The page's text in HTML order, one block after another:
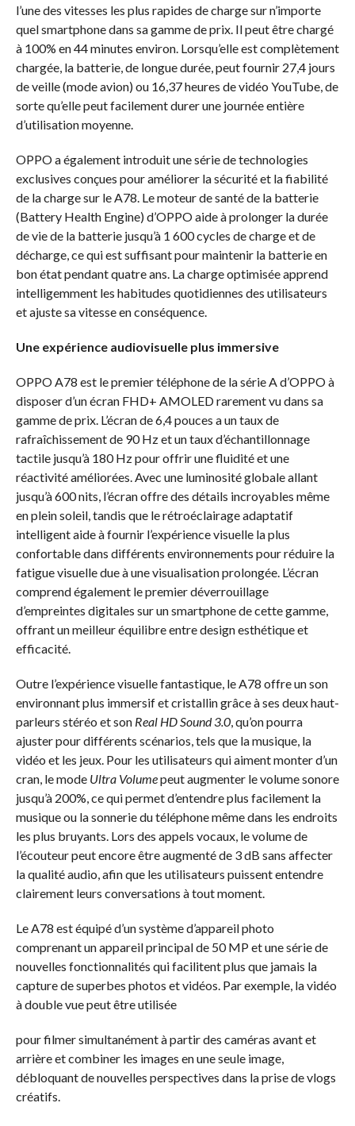
l’une des vitesses les plus rapides de charge sur n’importe
quel smartphone dans sa gamme de prix. Il peut être chargé
à 100% en 44 minutes environ. Lorsqu’elle est complètement
chargée, la batterie, de longue durée, peut fournir 27,4 jours
de veille (mode avion) ou 16,37 heures de vidéo YouTube, de
sorte qu’elle peut facilement durer une journée entière
d’utilisation moyenne.
OPPO a également introduit une série de technologies
exclusives conçues pour améliorer la sécurité et la fiabilité
de la charge sur le A78. Le moteur de santé de la batterie
(Battery Health Engine) d’OPPO aide à prolonger la durée
de vie de la batterie jusqu’à 1 600 cycles de charge et de
décharge, ce qui est suffisant pour maintenir la batterie en
bon état pendant quatre ans. La charge optimisée apprend
intelligemment les habitudes quotidiennes des utilisateurs
et ajuste sa vitesse en conséquence.
Une expérience audiovisuelle plus immersive
OPPO A78 est le premier téléphone de la série A d’OPPO à
disposer d’un écran FHD+ AMOLED rarement vu dans sa
gamme de prix. L’écran de 6,4 pouces a un taux de
rafraîchissement de 90 Hz et un taux d’échantillonnage
tactile jusqu’à 180 Hz pour offrir une fluidité et une
réactivité améliorées. Avec une luminosité globale allant
jusqu’à 600 nits, l’écran offre des détails incroyables même
en plein soleil, tandis que le rétroéclairage adaptatif
intelligent aide à fournir l’expérience visuelle la plus
confortable dans différents environnements pour réduire la
fatigue visuelle due à une visualisation prolongée. L’écran
comprend également le premier déverrouillage
d’empreintes digitales sur un smartphone de cette gamme,
offrant un meilleur équilibre entre design esthétique et
efficacité.
Outre l’expérience visuelle fantastique, le A78 offre un son
environnant plus immersif et cristallin grâce à ses deux haut-
parleurs stéréo et son Real HD Sound 3.0, qu’on pourra
ajuster pour différents scénarios, tels que la musique, la
vidéo et les jeux. Pour les utilisateurs qui aiment monter d’un
cran, le mode Ultra Volumepeut augmenter le volume sonore
jusqu’à 200%, ce qui permet d’entendre plus facilement la
musique ou la sonnerie du téléphone même dans les endroits
les plus bruyants. Lors des appels vocaux, le volume de
l’écouteur peut encore être augmenté de 3 dB sans affecter
la qualité audio, afin que les utilisateurs puissent entendre
clairement leurs conversations à tout moment.
Le A78 est équipé d’un système d’appareil photo
comprenant un appareil principal de 50 MP et une série de
nouvelles fonctionnalités qui facilitent plus que jamais la
capture de superbes photos et vidéos. Par exemple, la vidéo
à double vue peut être utilisée
pour filmer simultanément à partir des caméras avant et
arrière et combiner les images en une seule image,
débloquant de nouvelles perspectives dans la prise de vlogs
créatifs.